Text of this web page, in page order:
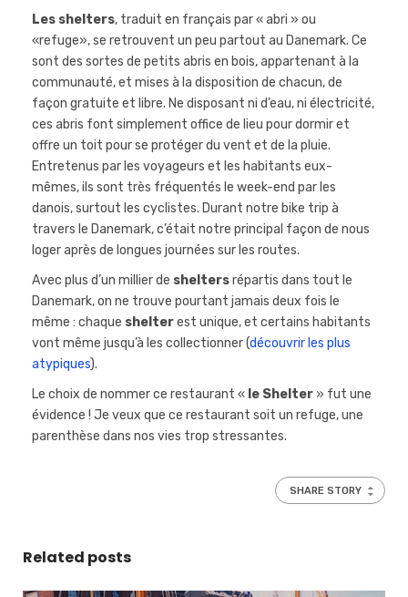
Les shelters, traduit en français par « abri » ou
«refuge», se retrouvent un peu partout au Danemark. Ce
sont des sortes de petits abris en bois, appartenant à la
communauté, et mises à la disposition de chacun, de
façon gratuite et libre. Ne disposant ni d’eau, ni électricité,
ces abris font simplement office de lieu pour dormir et
offre un toit pour se protéger du vent et de la pluie.
Entretenus par les voyageurs et les habitants eux-
mêmes, ils sont très fréquentés le week-end par les
danois, surtout les cyclistes. Durant notre bike trip à
travers le Danemark, c’était notre principal façon de nous
loger après de longues journées sur les routes.
Avec plus d’un millier de sheltersrépartis dans tout le
Danemark, on ne trouve pourtant jamais deux fois le
même : chaque shelterest unique, et certains habitants
vont même jusqu’à les collectionner (découvrir les plus
atypiques).
Le choix de nommer ce restaurant « le Shelter » fut une
évidence ! Je veux que ce restaurant soit un refuge, une
parenthèse dans nos vies trop stressantes.
SHARE STORY
Related posts